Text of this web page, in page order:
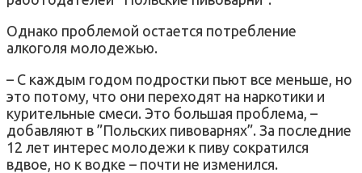
Однако проблемой остается потребление
алкоголя молодежью.
– С каждым годом подростки пьют все меньше, но
это потому, что они переходят на наркотики и
курительные смеси. Это большая проблема, –
добавляют в ”Польских пивоварнях”. За последние
12 лет интерес молодежи к пиву сократился
вдвое, но к водке – почти не изменился.